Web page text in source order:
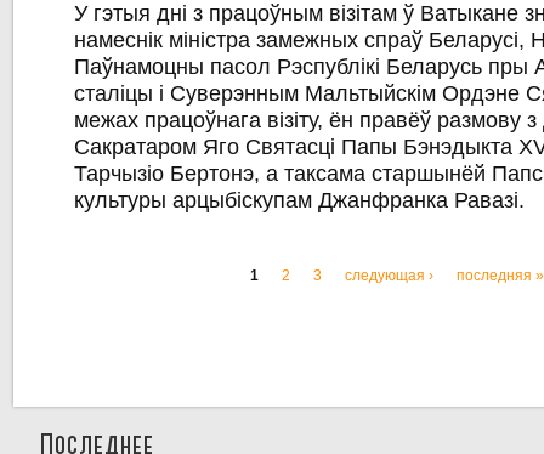
У гэтыя дні з працоўным візітам ў Ватыкане
намеснік міністра замежных спраў Беларусі,
Паўнамоцны пасол Рэспублікі Беларусь пры
сталіцы і Суверэнным Мальтыйскім Ордэне
межах працоўнага візіту, ён правёў размову
Сакратаром Яго Святасці Папы Бэнэдыкта
Тарчызіо Бертонэ, а таксама старшынёй
культуры арцыбіскупам Джанфранка Равазі.
1 2 3 следующая › последняя »
Последнее